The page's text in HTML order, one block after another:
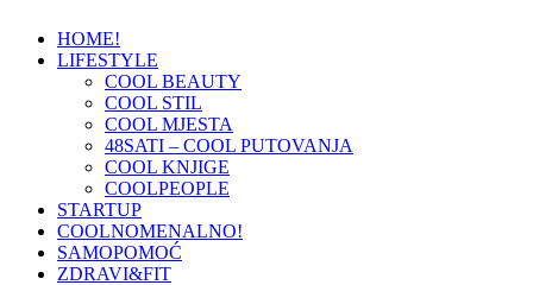
HOME!
LIFESTYLE
COOL BEAUTY
COOL STIL
COOL MJESTA
48SATI – COOL PUTOVANJA
COOL KNJIGE
COOLPEOPLE
STARTUP
COOLNOMENALNO!
SAMOPOMOĆ
ZDRAVI&FIT